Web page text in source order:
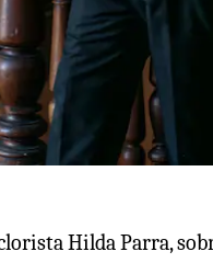
Hilda Parra,